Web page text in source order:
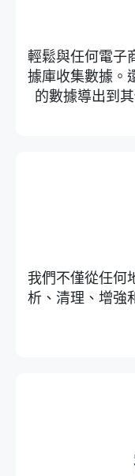
輕鬆與任何電子
據庫收集數據。
的數據導出到
我們不僅從任何
析、清理、增強